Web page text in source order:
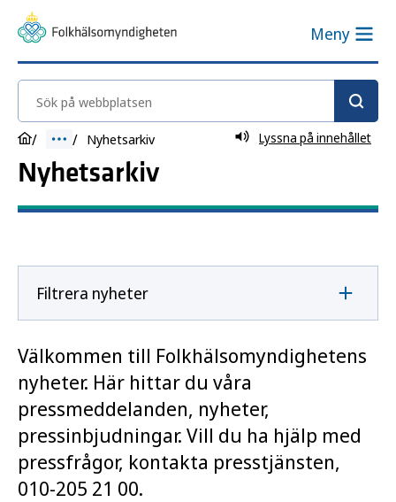
Meny
Sök på webbplatsen
Nyhetsarkiv Lyssna på innehållet
Nyhetsarkiv
Filtrera nyheter
Välkommen till Folkhälsomyndighetens
nyheter. Här hittar du våra
pressmeddelanden, nyheter,
pressinbjudningar. Vill du ha hjälp med
pressfrågor, kontakta presstjänsten,
010-205 21 00.